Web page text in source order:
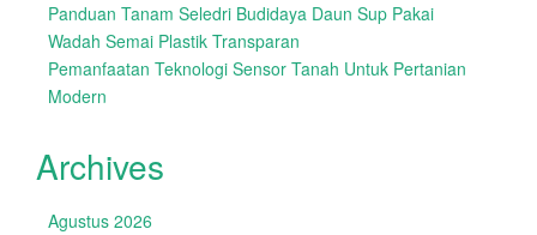
Panduan Tanam Seledri Budidaya Daun Sup Pakai
Wadah Semai Plastik Transparan
Pemanfaatan Teknologi Sensor Tanah Untuk Pertanian
Modern
Archives
Agustus 2026